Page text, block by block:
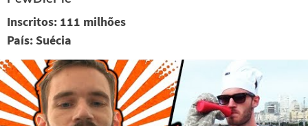
Inscritos: 111 milhões
País: Suécia